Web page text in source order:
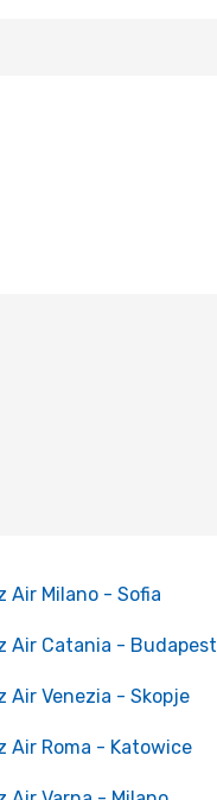
Air Milano - Sofia
Air Catania - Budapest
Air Venezia - Skopje
Air Roma - Katowice